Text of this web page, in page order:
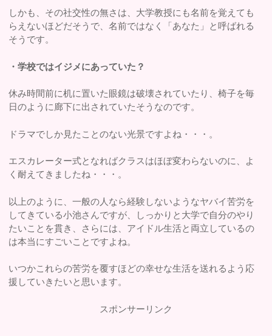
しかも、その社交性の無さは、大学教授にも名前を覚えても
らえないほどだそうで、名前ではなく「あなた」と呼ばれる
そうです。
・学校ではイジメにあっていた？
休み時間前に机に置いた眼鏡は破壊されていたり、椅子を毎
日のように廊下に出されていたそうなのです。
ドラマでしか見たことのない光景ですよね・・・。
エスカレーター式となればクラスはほぼ変わらないのに、よ
く耐えてきましたね・・・。
以上のように、一般の人なら経験しないようなヤバイ苦労を
してきている小池さんですが、しっかりと大学で自分のやり
たいことを貫き、さらには、アイドル生活と両立しているの
は本当にすごいことですよね。
いつかこれらの苦労を覆すほどの幸せな生活を送れるよう応
援していきたいと思います。
スポンサーリンク